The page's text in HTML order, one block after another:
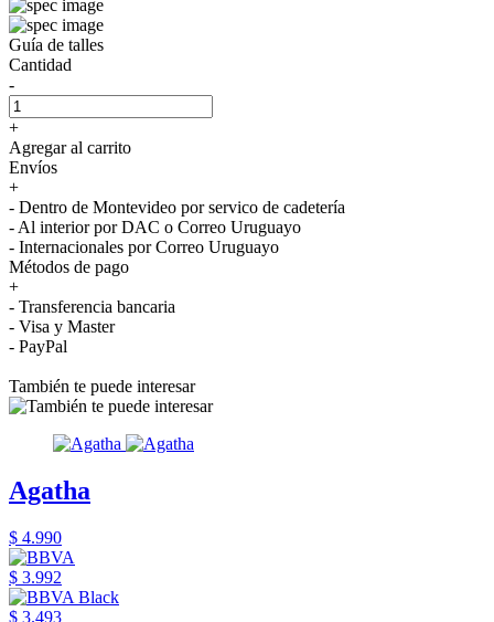
Guía de talles
Cantidad
-
+
Agregar al carrito
Envíos
+
- Dentro de Montevideo por servico de cadetería
- Al interior por DAC o Correo Uruguayo
- Internacionales por Correo Uruguayo
Métodos de pago
+
- Transferencia bancaria
- Visa y Master
- PayPal
También te puede interesar
Agatha
$ 4.990
$ 3.992
$ 3.493